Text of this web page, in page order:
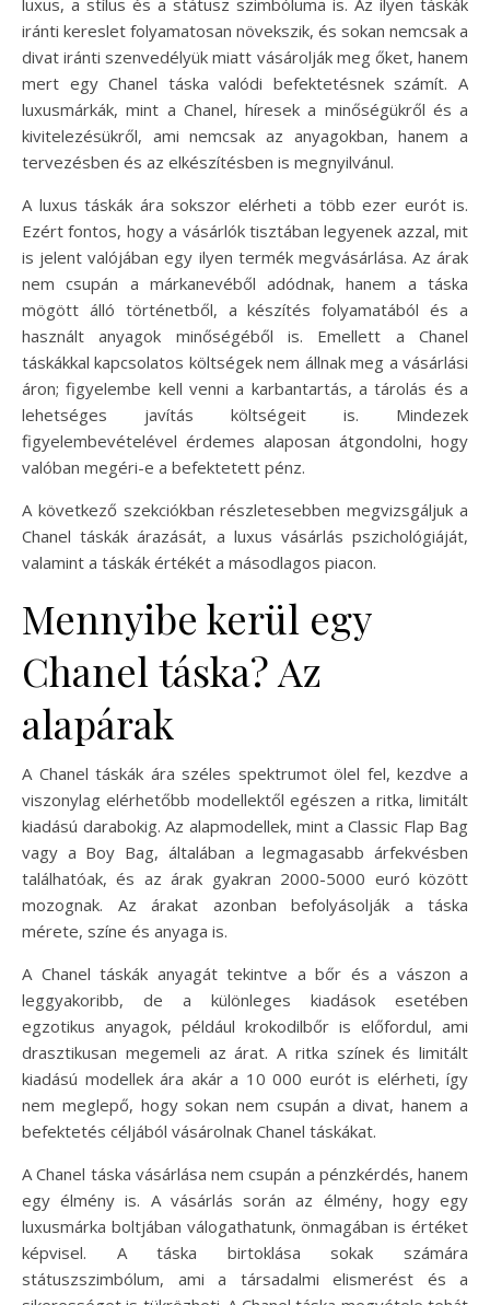
iránti kereslet folyamatosan növekszik, és sokan nemcsak a
divat iránti szenvedélyük miatt vásárolják meg őket, hanem
mert egy Chanel táska valódi befektetésnek számít. A
luxusmárkák, mint a Chanel, híresek a minőségükről és a
kivitelezésükről, ami nemcsak az anyagokban, hanem a
tervezésben és az elkészítésben is megnyilvánul.
A luxus táskák ára sokszor elérheti a több ezer eurót is.
Ezért fontos, hogy a vásárlók tisztában legyenek azzal, mit
is jelent valójában egy ilyen termék megvásárlása. Az árak
nem csupán a márkanevéből adódnak, hanem a táska
mögött álló történetből, a készítés folyamatából és a
használt anyagok minőségéből is. Emellett a Chanel
táskákkal kapcsolatos költségek nem állnak meg a vásárlási
áron; figyelembe kell venni a karbantartás, a tárolás és a
lehetséges javítás költségeit is. Mindezek
figyelembevételével érdemes alaposan átgondolni, hogy
valóban megéri-e a befektetett pénz.
A következő szekciókban részletesebben megvizsgáljuk a
Chanel táskák árazását, a luxus vásárlás pszichológiáját,
valamint a táskák értékét a másodlagos piacon.
Mennyibe kerül egy
Chanel táska? Az
alapárak
A Chanel táskák ára széles spektrumot ölel fel, kezdve a
viszonylag elérhetőbb modellektől egészen a ritka, limitált
kiadású darabokig. Az alapmodellek, mint a Classic Flap Bag
vagy a Boy Bag, általában a legmagasabb árfekvésben
találhatóak, és az árak gyakran 2000-5000 euró között
mozognak. Az árakat azonban befolyásolják a táska
mérete, színe és anyaga is.
A Chanel táskák anyagát tekintve a bőr és a vászon a
leggyakoribb, de a különleges kiadások esetében
egzotikus anyagok, például krokodilbőr is előfordul, ami
drasztikusan megemeli az árat. A ritka színek és limitált
kiadású modellek ára akár a 10 000 eurót is elérheti, így
nem meglepő, hogy sokan nem csupán a divat, hanem a
befektetés céljából vásárolnak Chanel táskákat.
A Chanel táska vásárlása nem csupán a pénzkérdés, hanem
egy élmény is. A vásárlás során az élmény, hogy egy
luxusmárka boltjában válogathatunk, önmagában is értéket
képvisel. A táska birtoklása sokak számára
státuszszimbólum, ami a társadalmi elismerést és a